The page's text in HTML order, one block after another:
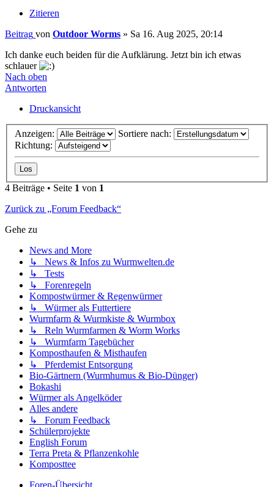
Zitieren
Beitrag von Outdoor Worms » Sa 16. Aug 2025, 20:14
Ich danke euch beiden für die Aufklärung. Jetzt bin ich etwas
schlauer
Nach oben
Antworten
Druckansicht
Anzeigen:
Sortiere nach:
Richtung:
4 Beiträge • Seite 1 von 1
Zurück zu „Forum Feedback“
Gehe zu
News and More
↳ News & Infos zu Wurmwelten.de
↳ Tests
↳ Forenregeln
Kompostwürmer & Regenwürmer
↳ Würmer als Futtertiere
Wurmfarm & Wurmkiste & Wurmbox
↳ Reln Wurmfarmen & Worm Works
↳ Wurmfarm Tagebücher
Komposthaufen & Misthaufen
↳ Pferdemist Entsorgung
Bio-Gärtnern (Wurmhumus & Bio-Dünger)
Bokashi
Würmer als Angelköder
Alles andere
↳ Forum Feedback
Schülerprojekte
English Forum
Terra Preta & Pflanzenkohle
Komposttee